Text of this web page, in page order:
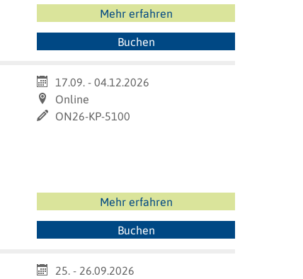
Mehr erfahren
Buchen
17.09. - 04.12.2026
Online
ON26-KP-5100
Mehr erfahren
Buchen
25. - 26.09.2026